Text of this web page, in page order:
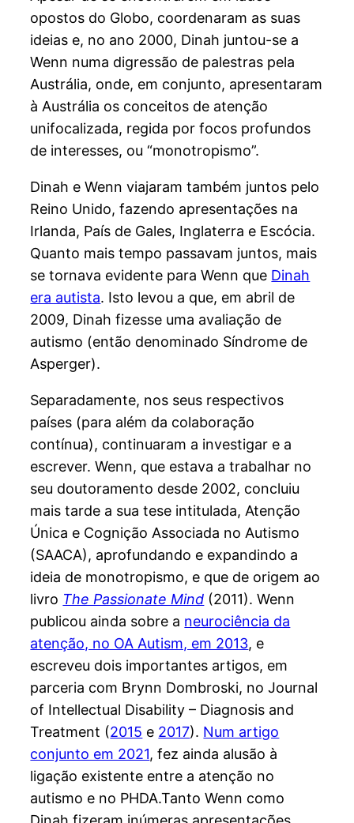
opostos do Globo, coordenaram as suas
ideias e, no ano 2000, Dinah juntou-se a
Wenn numa digressão de palestras pela
Austrália, onde, em conjunto, apresentaram
à Austrália os conceitos de atenção
unifocalizada, regida por focos profundos
de interesses, ou “monotropismo”.
Dinah e Wenn viajaram também juntos pelo
Reino Unido, fazendo apresentações na
Irlanda, País de Gales, Inglaterra e Escócia.
Quanto mais tempo passavam juntos, mais
se tornava evidente para Wenn que Dinah
era autista. Isto levou a que, em abril de
2009, Dinah fizesse uma avaliação de
autismo (então denominado Síndrome de
Asperger).
Separadamente, nos seus respectivos
países (para além da colaboração
contínua), continuaram a investigar e a
escrever. Wenn, que estava a trabalhar no
seu doutoramento desde 2002, concluiu
mais tarde a sua tese intitulada, Atenção
Única e Cognição Associada no Autismo
(SAACA), aprofundando e expandindo a
ideia de monotropismo, e que de origem ao
livro The Passionate Mind (2011). Wenn
publicou ainda sobre a neurociência da
atenção, no OA Autism, em 2013, e
escreveu dois importantes artigos, em
parceria com Brynn Dombroski, no Journal
of Intellectual Disability – Diagnosis and
Treatment (2015 e 2017). Num artigo
conjunto em 2021, fez ainda alusão à
ligação existente entre a atenção no
autismo e no PHDA.Tanto Wenn como